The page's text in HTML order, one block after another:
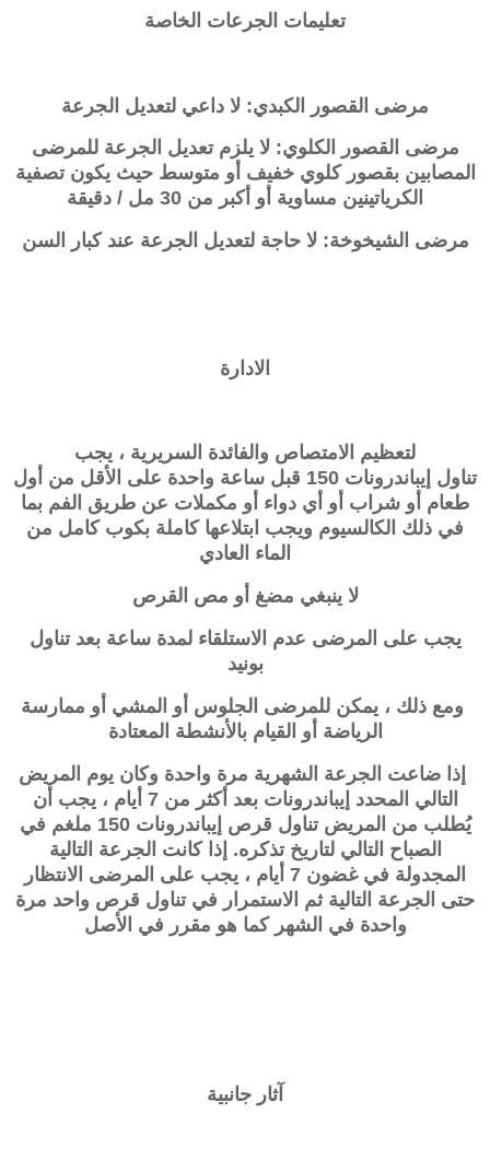
تعليمات الجرعات الخاصة
مرضى القصور الكبدي: لا داعي لتعديل الجرعة
مرضى القصور الكلوي: لا يلزم تعديل الجرعة للمرضى
المصابين بقصور كلوي خفيف أو متوسط ​​حيث يكون تصفية
الكرياتينين مساوية أو أكبر من 30 مل / دقيقة
مرضى الشيخوخة: لا حاجة لتعديل الجرعة عند كبار السن
الادارة
لتعظيم الامتصاص والفائدة السريرية ، يجب
تناول إيباندرونات
150 قبل ساعة واحدة على الأقل من أول
طعام أو شراب أو أي دواء أو مكملات عن طريق الفم بما
في ذلك الكالسيوم ويجب ابتلاعها كاملة بكوب كامل من
الماء العادي
لا ينبغي مضغ أو مص القرص
يجب على المرضى عدم الاستلقاء لمدة ساعة بعد تناول
بونيد
ومع ذلك ، يمكن للمرضى الجلوس أو المشي أو ممارسة
الرياضة أو القيام بالأنشطة المعتادة
إذا ضاعت الجرعة الشهرية مرة واحدة وكان يوم المريض
التالي المحدد إيباندرونات
بعد أكثر من 7 أيام ، يجب أن
يُطلب من المريض تناول قرص إيباندرونات
150 ملغم في
الصباح التالي لتاريخ تذكره. إذا كانت الجرعة التالية
المجدولة في غضون 7 أيام ، يجب على المرضى الانتظار
حتى الجرعة التالية ثم الاستمرار في تناول قرص واحد مرة
واحدة في الشهر كما هو مقرر في الأصل
آثار جانبية